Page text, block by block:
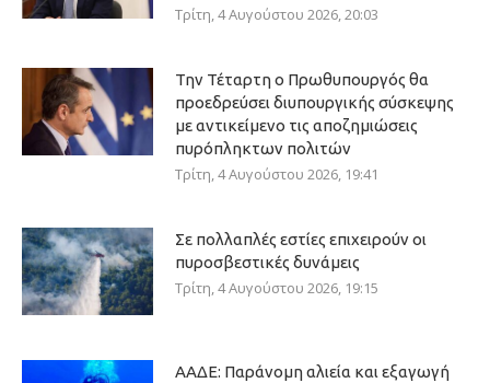
Τρίτη, 4 Αυγούστου 2026, 20:03
Την Τέταρτη ο Πρωθυπουργός θα
προεδρεύσει διυπουργικής σύσκεψης
με αντικείμενο τις αποζημιώσεις
πυρόπληκτων πολιτών
Τρίτη, 4 Αυγούστου 2026, 19:41
Σε πολλαπλές εστίες επιχειρούν οι
πυροσβεστικές δυνάμεις
Τρίτη, 4 Αυγούστου 2026, 19:15
ΑΑΔΕ: Παράνομη αλιεία και εξαγωγή